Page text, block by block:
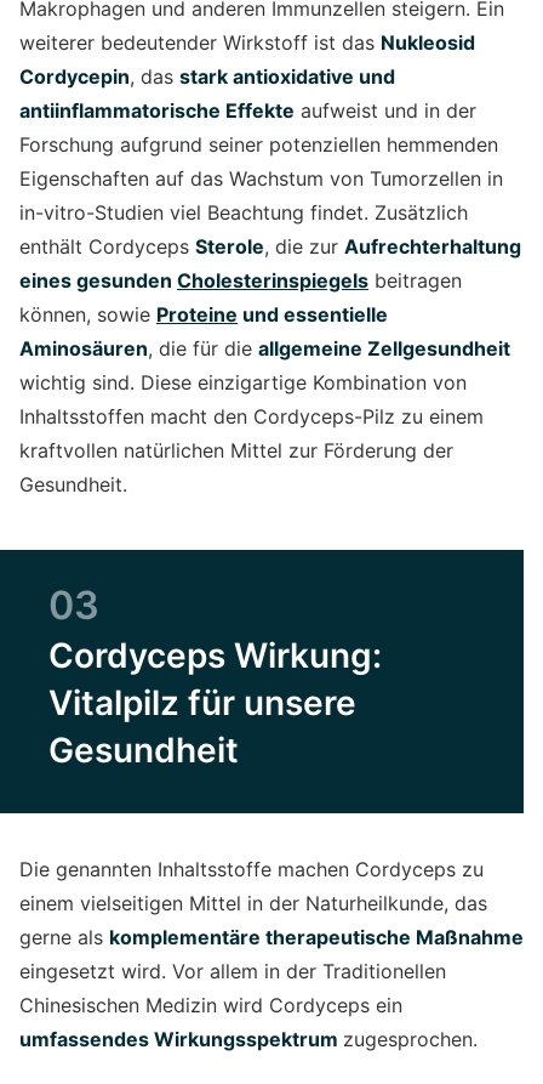
Makrophagen und anderen Immunzellen steigern. Ein
weiterer bedeutender Wirkstoff ist das Nukleosid
Cordycepin, das stark antioxidative und
antiinflammatorische Effekte aufweist und in der
Forschung aufgrund seiner potenziellen hemmenden
Eigenschaften auf das Wachstum von Tumorzellen in
in-vitro-Studien viel Beachtung findet. Zusätzlich
enthält Cordyceps Sterole, die zur Aufrechterhaltung
eines gesunden Cholesterinspiegels beitragen
können, sowie Proteine und essentielle
Aminosäuren, die für die allgemeine Zellgesundheit
wichtig sind. Diese einzigartige Kombination von
Inhaltsstoffen macht den Cordyceps-Pilz zu einem
kraftvollen natürlichen Mittel zur Förderung der
Gesundheit.
03
Cordyceps Wirkung:
Vitalpilz für unsere
Gesundheit
Die genannten Inhaltsstoffe machen Cordyceps zu
einem vielseitigen Mittel in der Naturheilkunde, das
gerne als komplementäre therapeutische Maßnahme
eingesetzt wird. Vor allem in der Traditionellen
Chinesischen Medizin wird Cordyceps ein
umfassendes Wirkungsspektrum zugesprochen.